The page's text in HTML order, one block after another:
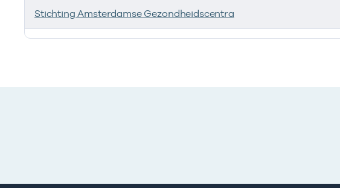
Deze onderneming heeft een relatie met de volgende ondernemingen
Stichting Amsterdamse Gezondheidscentra